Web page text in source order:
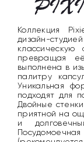
Коллекция
дизайн-
классическую
превращая
выполнена в
палитру
Уникальная
подходят для
Двойные
приятной на
и